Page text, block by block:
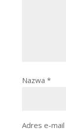
Nazwa *
Adres e-mail